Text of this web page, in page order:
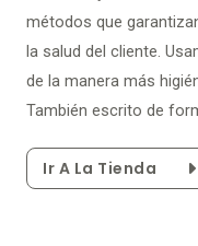
métodos que
la salud del cliente.
de la manera más
También escrito de
Ir A La Tienda